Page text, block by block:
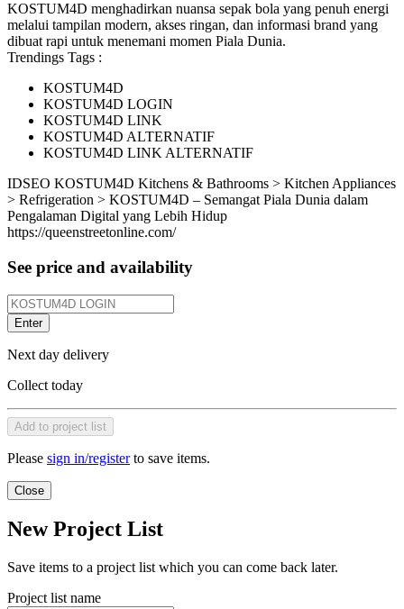
KOSTUM4D menghadirkan nuansa sepak bola yang penuh energi
melalui tampilan modern, akses ringan, dan informasi brand yang
dibuat rapi untuk menemani momen Piala Dunia.
Trendings Tags :
KOSTUM4D
KOSTUM4D LOGIN
KOSTUM4D LINK
KOSTUM4D ALTERNATIF
KOSTUM4D LINK ALTERNATIF
IDSEO KOSTUM4D Kitchens & Bathrooms > Kitchen Appliances
> Refrigeration > KOSTUM4D – Semangat Piala Dunia dalam
Pengalaman Digital yang Lebih Hidup
https://queenstreetonline.com/
See price and availability
Enter
Next day delivery
Collect today
Add to project list
Please sign in/registerto save items.
Close
New Project List
Save items to a project list which you can come back later.
Project list name